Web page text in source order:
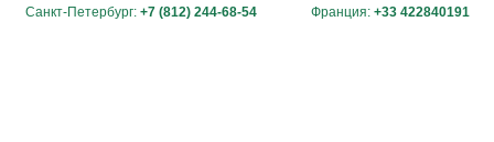
Санкт-Петербург: +7 (812) 244-68-54 Франция: +33 422840191